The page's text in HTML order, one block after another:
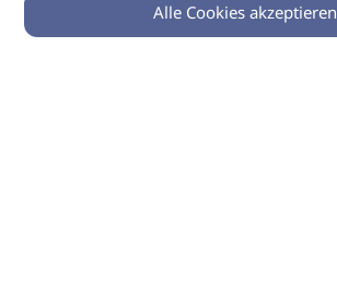
0
Alle Cookies akzeptieren